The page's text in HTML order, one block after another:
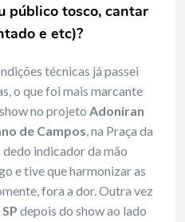
público tosco, cantar
e etc)?
técnicas já passei
o que foi mais marcante
no projeto Adoniran
de Campos, na Praça da
dedo indicador da mão
e tive que harmonizar as
fora a dor. Outra vez
depois do show ao lado